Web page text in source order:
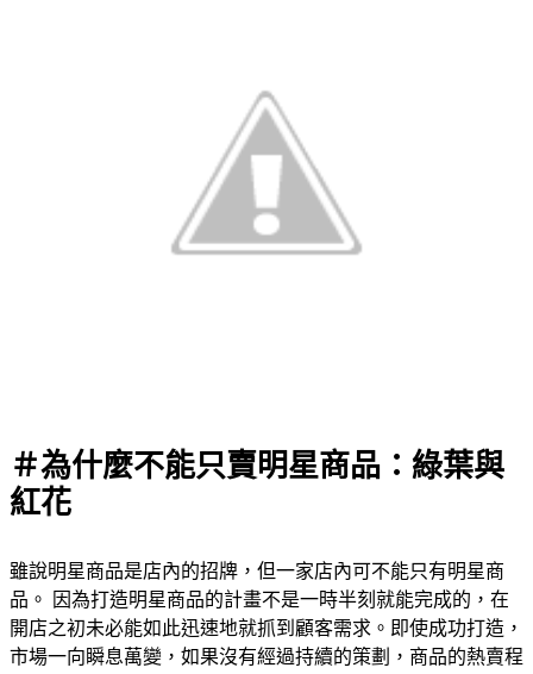
＃為什麼不能只賣明星商品：綠葉與
紅花
雖說明星商品是店內的招牌，但一家店內可不能只有明星商
品。 因為打造明星商品的計畫不是一時半刻就能完成的，在
開店之初未必能如此迅速地就抓到顧客需求。即使成功打造，
市場一向瞬息萬變，如果沒有經過持續的策劃，商品的熱賣程